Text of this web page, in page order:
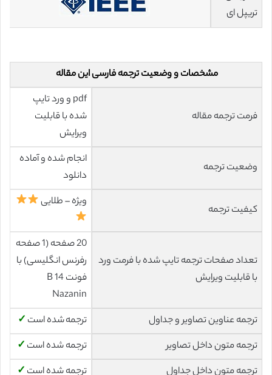
تریپل ای
مشخصات و وضعیت ترجمه فارسی این مقاله
فرمت ترجمه مقاله
pdf و ورد تایپ
شده با قابلیت
ویرایش
وضعیت ترجمه
انجام شده و آماده
دانلود
کیفیت ترجمه
ویژه – طلایی
تعداد صفحات ترجمه تایپ شده با فرمت ورد
با قابلیت ویرایش
20 صفحه (1 صفحه
رفرنس انگلیسی) با
فونت 14 B
Nazanin
ترجمه عناوین تصاویر و جداول
ترجمه شده است ✓
ترجمه متون داخل تصاویر
ترجمه شده است ✓
ترجمه متون داخل جداول
ترجمه شده است ✓